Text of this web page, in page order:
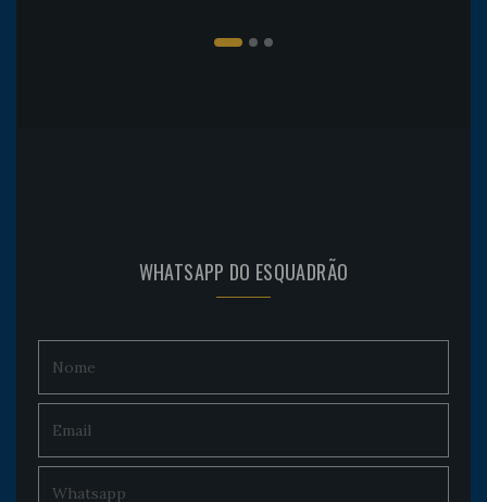
WHATSAPP DO ESQUADRÃO